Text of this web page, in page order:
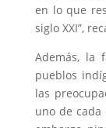
en lo que
siglo XXI”,
Además, la
pueblos
las
uno de cada